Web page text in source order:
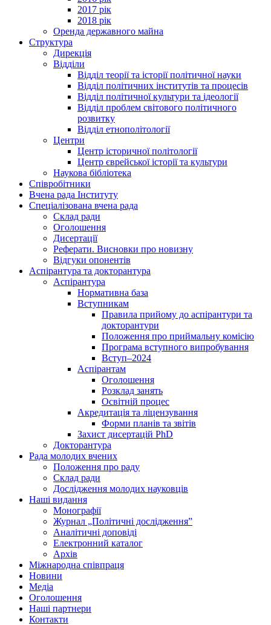
2017 рік
2018 рік
Оренда державного майна
Структура
Дирекція
Відділи
Відділ теорії та історії політичної науки
Відділ політичних інститутів та процесів
Відділ політичної культури та ідеології
Відділ проблем світового політичного
розвитку
Відділ етнополітології
Центри
Центр історичної політології
Центр єврейської історії та культури
Наукова бібліотека
Співробітники
Вчена рада Інституту
Спеціалізована вчена рада
Склад ради
Оголошення
Дисертації
Реферати. Висновки про новизну
Відгуки опонентів
Аспірантура та докторантура
Аспірантура
Нормативна база
Вступникам
Правила прийому до аспірантури та
докторантури
Положення про приймальну комісію
Програма вступного випробування
Вступ–2024
Аспірантам
Оголошення
Розклад занять
Освітній процес
Акредитація та ліцензування
Форми планів та звітів
Захист дисертацій PhD
Докторантура
Рада молодих вчених
Положення про раду
Склад ради
Дослідження молодих науковців
Наші видання
Монографії
Журнал „Політичні дослідження”
Аналітичні доповіді
Електронний каталог
Архів
Міжнародна співпраця
Новини
Медіa
Оголошення
Наші партнери
Контакти